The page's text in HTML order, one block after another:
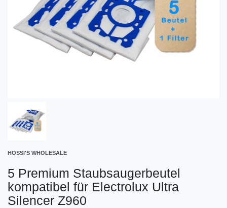
HOSSI'S WHOLESALE
5 Premium Staubsaugerbeutel
kompatibel für Electrolux Ultra
Silencer Z960